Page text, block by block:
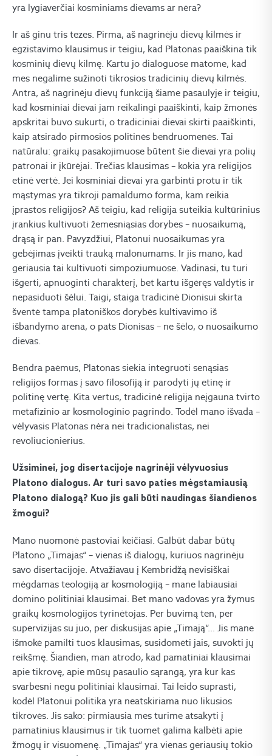
yra lygiaverčiai kosminiams dievams ar nėra?
Ir aš ginu tris tezes. Pirma, aš nagrinėju dievų kilmės ir
egzistavimo klausimus ir teigiu, kad Platonas paaiškina tik
kosminių dievų kilmę. Kartu jo dialoguose matome, kad
mes negalime sužinoti tikrosios tradicinių dievų kilmės.
Antra, aš nagrinėju dievų funkciją šiame pasaulyje ir teigiu,
kad kosminiai dievai jam reikalingi paaiškinti, kaip žmonės
apskritai buvo sukurti, o tradiciniai dievai skirti paaiškinti,
kaip atsirado pirmosios politinės bendruomenės. Tai
natūralu: graikų pasakojimuose būtent šie dievai yra polių
patronai ir įkūrėjai. Trečias klausimas – kokia yra religijos
etinė vertė. Jei kosminiai dievai yra garbinti protu ir tik
mąstymas yra tikroji pamaldumo forma, kam reikia
įprastos religijos? Aš teigiu, kad religija suteikia kultūrinius
įrankius kultivuoti žemesniąsias dorybes – nuosaikumą,
drąsą ir pan. Pavyzdžiui, Platonui nuosaikumas yra
gebėjimas įveikti trauką malonumams. Ir jis mano, kad
geriausia tai kultivuoti simpoziumuose. Vadinasi, tu turi
išgerti, apnuoginti charakterį, bet kartu išgėręs valdytis ir
nepasiduoti šėlui. Taigi, staiga tradicinė Dionisui skirta
šventė tampa platoniškos dorybės kultivavimo iš
išbandymo arena, o pats Dionisas – ne šėlo, o nuosaikumo
dievas.
Bendra paėmus, Platonas siekia integruoti senąsias
religijos formas į savo filosofiją ir parodyti jų etinę ir
politinę vertę. Kita vertus, tradicinė religija neįgauna tvirto
metafizinio ar kosmologinio pagrindo. Todėl mano išvada –
vėlyvasis Platonas nėra nei tradicionalistas, nei
revoliucionierius.
Užsiminei, jog disertacijoje nagrinėji vėlyvuosius
Platono dialogus. Ar turi savo paties mėgstamiausią
Platono dialogą? Kuo jis gali būti naudingas šiandienos
žmogui?
Mano nuomonė pastoviai keičiasi. Galbūt dabar būtų
Platono „Timajas“ – vienas iš dialogų, kuriuos nagrinėju
savo disertacijoje. Atvažiavau į Kembridžą nevisiškai
mėgdamas teologiją ar kosmologiją – mane labiausiai
domino politiniai klausimai. Bet mano vadovas yra žymus
graikų kosmologijos tyrinėtojas. Per buvimą ten, per
supervizijas su juo, per diskusijas apie „Timają“… Jis mane
išmokė pamilti tuos klausimas, susidomėti jais, suvokti jų
reikšmę. Šiandien, man atrodo, kad pamatiniai klausimai
apie tikrovę, apie mūsų pasaulio sąrangą, yra kur kas
svarbesni negu politiniai klausimai. Tai leido suprasti,
kodėl Platonui politika yra neatskiriama nuo likusios
tikrovės. Jis sako: pirmiausia mes turime atsakyti į
pamatinius klausimus ir tik tuomet galima kalbėti apie
žmogų ir visuomenę. „Timajas“ yra vienas geriausių tokio